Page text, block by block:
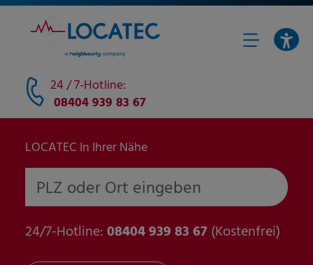
24 / 7-Hotline:
​​ 08404 939 83 67​
LOCATEC In Ihrer Nähe
PLZ oder Ort eingeben
24/7-Hotline:​​ 08404 939 83 67​(Kostenfrei)